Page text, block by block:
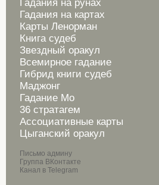
Гадания на рунах
Гадания на картах
Карты Ленорман
Книга судеб
Звездный оракул
Всемирное гадание
Гибрид книги судеб
Маджонг
Гадание Мо
36 стратагем
Ассоциативные карты
Цыганский оракул
Письмо админу
Группа ВКонтакте
Канал в Telegram